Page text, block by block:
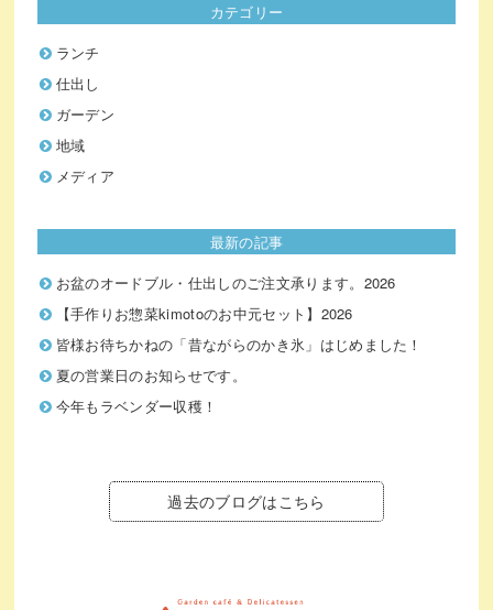
カテゴリー
ランチ
仕出し
ガーデン
地域
メディア
最新の記事
お盆のオードブル・仕出しのご注文承ります。2026
【手作りお惣菜kimotoのお中元セット】2026
皆様お待ちかねの「昔ながらのかき氷」はじめました！
夏の営業日のお知らせです。
今年もラベンダー収穫！
過去のブログはこちら